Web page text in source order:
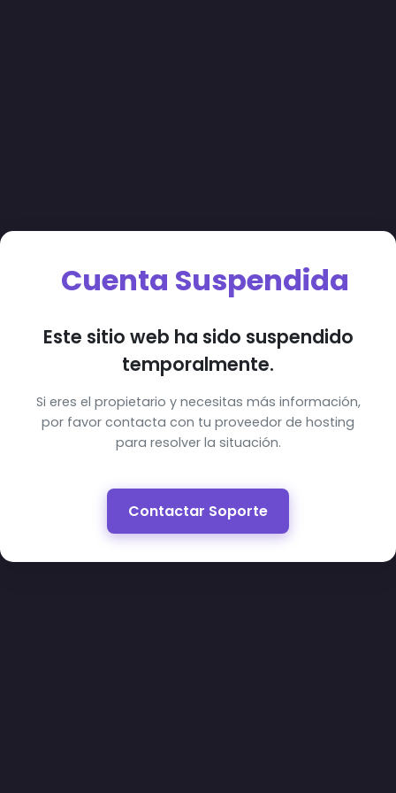
Cuenta Suspendida
Este sitio web ha sido suspendido
temporalmente.
Si eres el propietario y necesitas más información,
por favor contacta con tu proveedor de hosting
para resolver la situación.
Contactar Soporte